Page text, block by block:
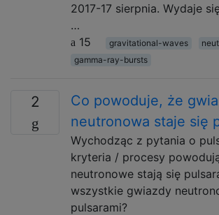
2017-17 sierpnia. Wydaje
…
15
gravitational-waves
gamma-ray-bursts
2
Co powoduje, że
neutronowa staje się
Wychodząc z pytania o
kryteria / procesy
neutronowe stają się
wszystkie gwiazdy
pulsarami?